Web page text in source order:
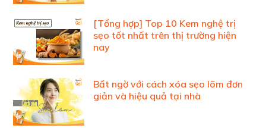
[Tổng hợp] Top 10 Kem nghệ trị
sẹo tốt nhất trên thị trường hiện
nay
Bất ngờ với cách xóa sẹo lõm đơn
giản và hiệu quả tại nhà